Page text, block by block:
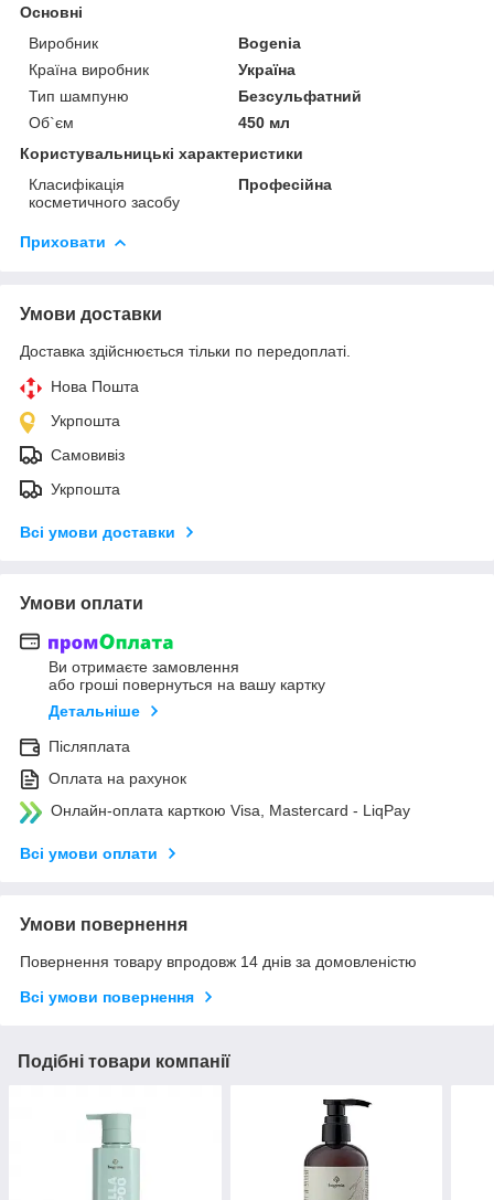
Основні
Виробник
Bogenia
Країна виробник
Україна
Тип шампуню
Безсульфатний
Об`єм
450 мл
Користувальницькі характеристики
Класифікація
косметичного засобу
Професійна
Приховати
Умови доставки
Доставка здійснюється тільки по передоплаті.
Нова Пошта
Укрпошта
Самовивіз
Укрпошта
Всі умови доставки
Умови оплати
Ви отримаєте замовлення
або гроші повернуться на вашу картку
Детальніше
Післяплата
Оплата на рахунок
Онлайн-оплата карткою Visa, Mastercard - LiqPay
Всі умови оплати
Умови повернення
Повернення товару впродовж 14 днів за домовленістю
Всі умови повернення
Подібні товари компанії